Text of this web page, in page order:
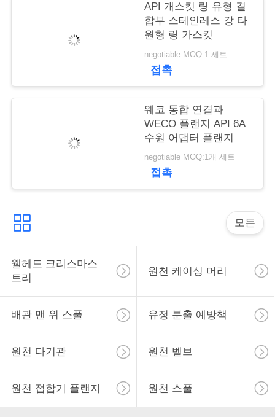
경
이
트
맵
PRIVACY
API 개스킷 링 유형 결
합부 스테인레스 강 타
원형 링 가스킷
negotiable MOQ:1 세트
접촉
웨코 통합 연결과
WECO 플랜지 API 6A
수원 어댑터 플랜지
negotiable MOQ:1개 세트
접촉
모든
웰헤드 크리스마스
트리
원천 케이싱 머리
배관 맨 위 스풀 유정 분출 예방책
원천 다기관 원천 벨브
원천 접합기 플랜지 원천 스풀